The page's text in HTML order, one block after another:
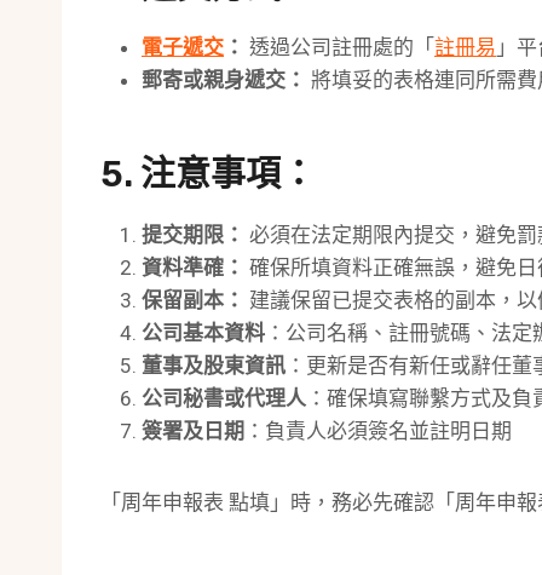
電子遞交 ： 透過公司註冊處的「註冊易 」
郵寄或親身遞交： 將填妥的表格連同所需
5. 注意事項：
提交期限： 必須在法定期限內提交，避免罰
資料準確： 確保所填資料正確無誤，避免
保留副本： 建議保留已提交表格的副本，
公司基本資料 ：公司名稱、註冊號碼、法定
董事及股東資訊 ：更新是否有新任或辭任
公司秘書或代理人 ：確保填寫聯繫方式及負
簽署及日期 ：負責人必須簽名並註明日期
「周年申報表 點填」時，務必先確認「周年申